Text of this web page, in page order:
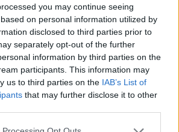
you may continue seeing
on personal information utilized by
disclosed to third parties prior to
separately opt-out of the further
information by third parties on the
participants. This information may
us to third parties on the IAB’s List of
that may further disclose it to other